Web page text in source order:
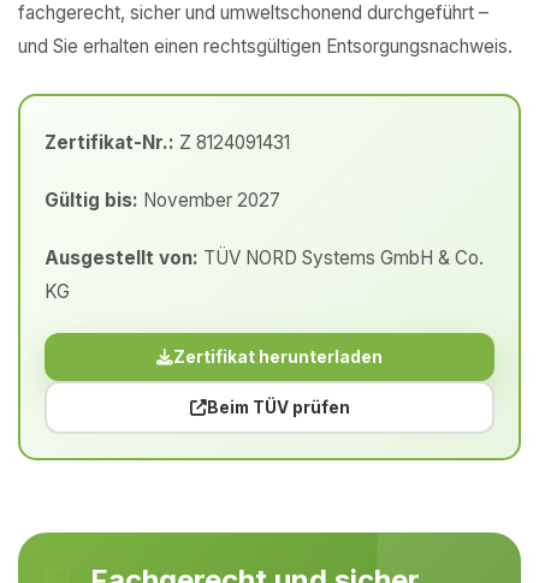
fachgerecht, sicher und umweltschonend durchgeführt –
und Sie erhalten einen rechtsgültigen Entsorgungsnachweis.
Zertifikat-Nr.: Z 8124091431
Gültig bis: November 2027
Ausgestellt von: TÜV NORD Systems GmbH & Co.
KG
Zertifikat herunterladen
Beim TÜV prüfen